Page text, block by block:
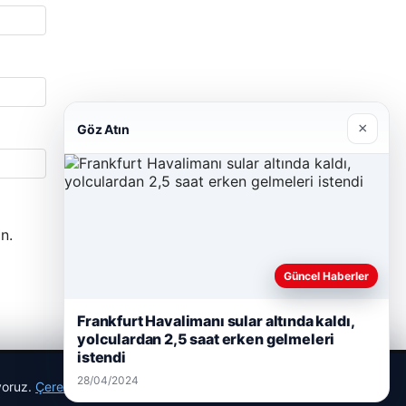
Çerez Politikamız
Göz Atın ×
Güncel Haberler
Frankfurt Havalimanı sular altında kaldı,
yolculardan 2,5 saat erken gelmeleri
istendi
28/04/2024